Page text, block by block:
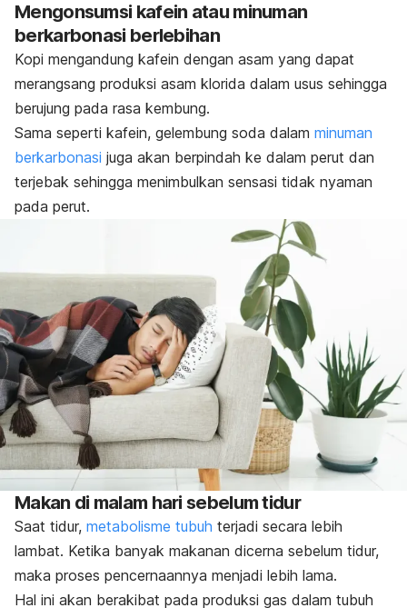
Mengonsumsi kafein atau minuman
berkarbonasi berlebihan
Kopi mengandung kafein dengan asam yang dapat
merangsang produksi asam klorida dalam usus sehingga
berujung pada rasa kembung.
Sama seperti kafein, gelembung soda dalam minuman
berkarbonasi juga akan berpindah ke dalam perut dan
terjebak sehingga menimbulkan sensasi tidak nyaman
pada perut.
Makan di malam hari sebelum tidur
Saat tidur, metabolisme tubuh terjadi secara lebih
lambat. Ketika banyak makanan dicerna sebelum tidur,
maka proses pencernaannya menjadi lebih lama.
Hal ini akan berakibat pada produksi gas dalam tubuh